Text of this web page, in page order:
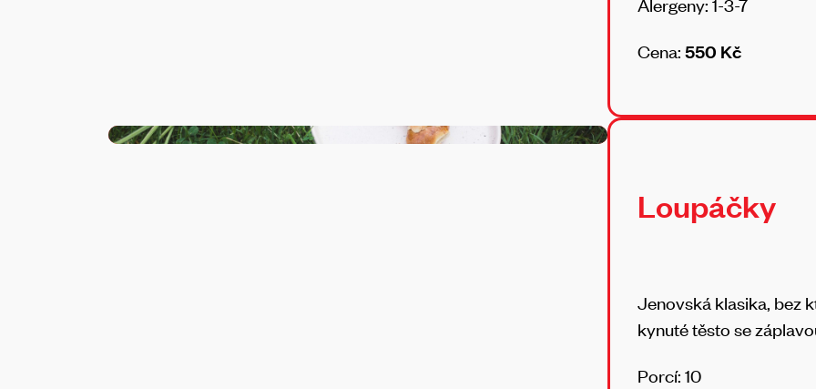
Cena:550 Kč
Loupáčky
Jenovská klasika, bez
kynuté těsto se
Porcí: 10